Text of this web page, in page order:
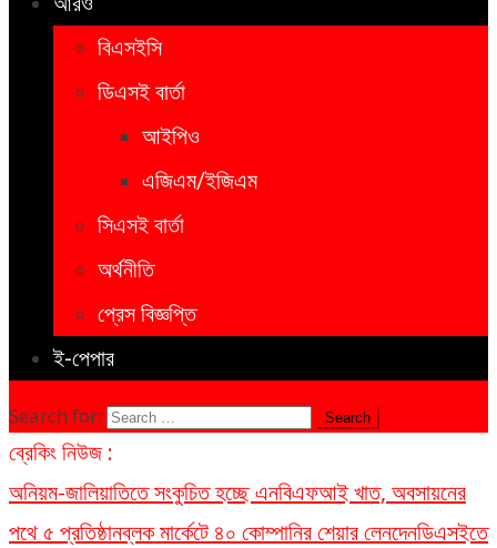
বিএসইসি
ডিএসই বার্তা
আইপিও
এজিএম/ইজিএম
সিএসই বার্তা
অর্থনীতি
প্রেস বিজ্ঞপ্তি
ই-পেপার
Search for:
ব্রেকিং নিউজ :
অনিয়ম-জালিয়াতিতে সংকুচিত হচ্ছে এনবিএফআই খাত, অবসায়নের
পথে ৫ প্রতিষ্ঠানব্লক মার্কেটে ৪০ কোম্পানির শেয়ার লেনদেনডিএসইতে